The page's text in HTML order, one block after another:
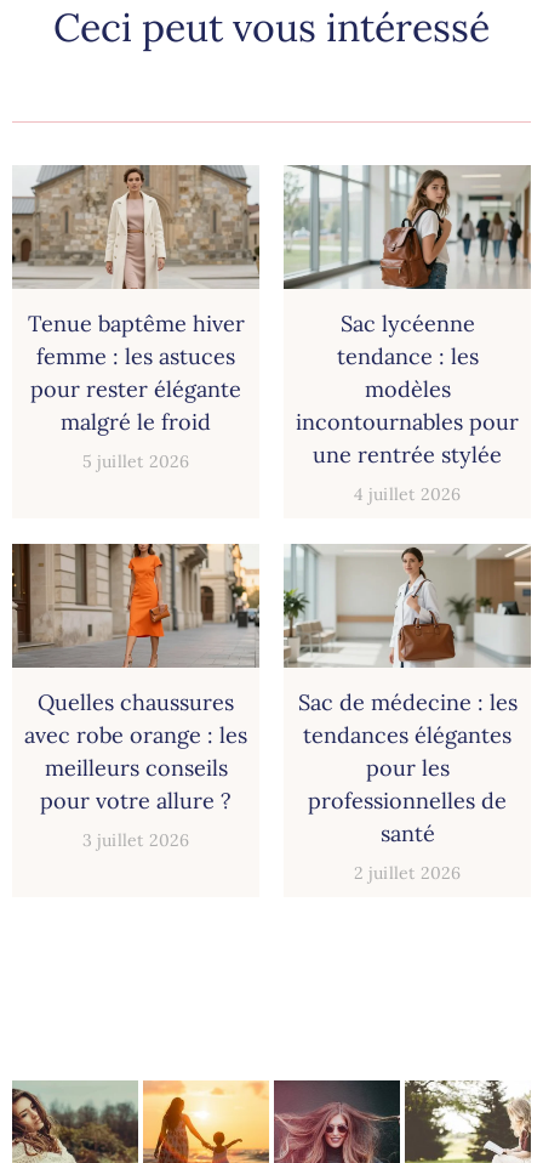
Ceci peut vous intéressé
Tenue baptême hiver
femme : les astuces
pour rester élégante
malgré le froid
5 juillet 2026
Sac lycéenne
tendance : les
modèles
incontournables pour
une rentrée stylée
4 juillet 2026
Quelles chaussures
avec robe orange : les
meilleurs conseils
pour votre allure ?
3 juillet 2026
Sac de médecine : les
tendances élégantes
pour les
professionnelles de
santé
2 juillet 2026